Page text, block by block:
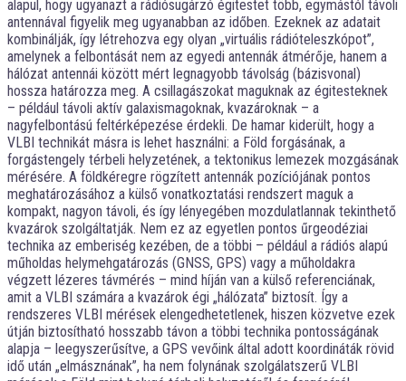
alapul, hogy ugyanazt a rádiósugárzó égitestet több, egymástól távoli
antennával figyelik meg ugyanabban az időben. Ezeknek az adatait
kombinálják, így létrehozva egy olyan „virtuális rádióteleszkópot”,
amelynek a felbontását nem az egyedi antennák átmérője, hanem a
hálózat antennái között mért legnagyobb távolság (bázisvonal)
hossza határozza meg. A csillagászokat maguknak az égitesteknek
– például távoli aktív galaxismagoknak, kvazároknak – a
nagyfelbontású feltérképezése érdekli. De hamar kiderült, hogy a
VLBI technikát másra is lehet használni: a Föld forgásának, a
forgástengely térbeli helyzetének, a tektonikus lemezek mozgásának
mérésére. A földkéregre rögzített antennák pozíciójának pontos
meghatározásához a külső vonatkoztatási rendszert maguk a
kompakt, nagyon távoli, és így lényegében mozdulatlannak tekinthető
kvazárok szolgáltatják. Nem ez az egyetlen pontos űrgeodéziai
technika az emberiség kezében, de a többi – például a rádiós alapú
műholdas helymehgatározás (GNSS, GPS) vagy a műholdakra
végzett lézeres távmérés – mind híján van a külső referenciának,
amit a VLBI számára a kvazárok égi „hálózata” biztosít. Így a
rendszeres VLBI mérések elengedhetetlenek, hiszen közvetve ezek
útján biztosítható hosszabb távon a többi technika pontosságának
alapja – leegyszerűsítve, a GPS vevőink által adott koordináták rövid
idő után „elmásznának”, ha nem folynának szolgálatszerű VLBI